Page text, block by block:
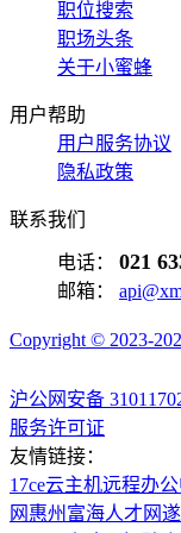
职位搜索
职场头条
关于小蜜蜂
用户帮助
用户服务协议
隐私政策
联系我们
电话： 021
邮箱：
Copyright © 2023-
沪公网安备
服务许可证
友情链接：
17ce云主机远程办公
网 惠州富海人才网